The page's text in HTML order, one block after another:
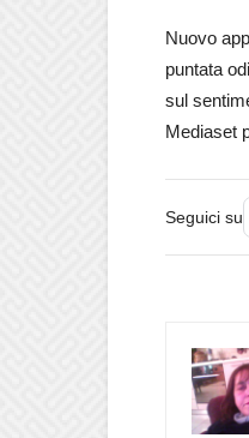
Nuovo
puntata
sul
Mediaset
Seguici su